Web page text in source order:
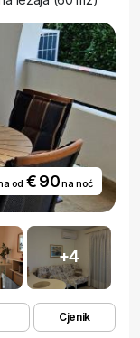
od € 90na noć
+4
Cjenik